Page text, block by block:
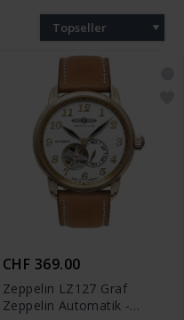
Topseller
CHF 369.00
Zeppelin LZ127 Graf
Zeppelin Automatik -